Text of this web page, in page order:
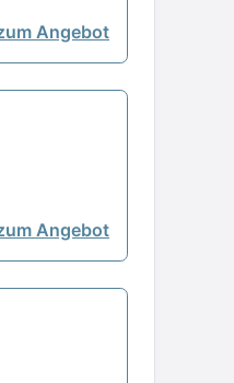
Angebot
Angebot